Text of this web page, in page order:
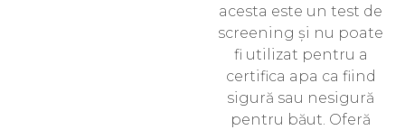
acesta este un test de
screening și nu poate
fi utilizat pentru a
certifica apa ca fiind
sigură sau nesigură
pentru băut. Oferă